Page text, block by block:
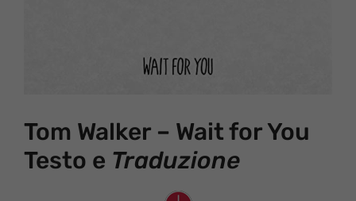
Tom Walker – Wait for You
Testo e Traduzione